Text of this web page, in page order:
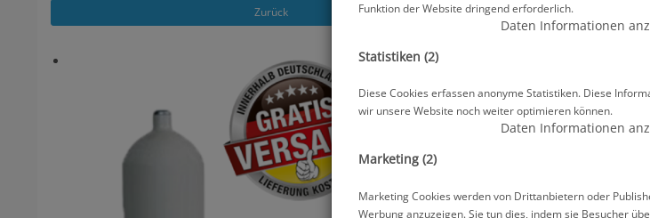
Zurück
Polaris 10 Liter -
Artikelnr.: pol-14310
Funktion der Website dringend erforderlich.
Daten Informationen
Statistiken (2)
Diese Cookies erfassen anonyme Statistiken. Diese
wir unsere Website noch weiter optimieren können.
Daten Informationen
Marketing (2)
Marketing Cookies werden von Drittanbietern oder
Werbung anzuzeigen. Sie tun dies, indem sie Besucher